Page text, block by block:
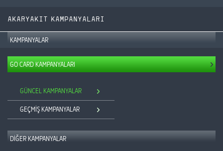
AKARYAKIT KAMPANYALARI
KAMPANYALAR
GO CARD KAMPANYALARI
GÜNCEL KAMPANYALAR
GEÇMİŞ KAMPANYALAR
DİĞER KAMPANYALAR